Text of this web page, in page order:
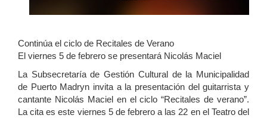
Continúa el ciclo de Recitales de Verano
El viernes 5 de febrero se presentará Nicolás Maciel
La Subsecretaría de Gestión Cultural de la Municipalidad
de Puerto Madryn invita a la presentación del guitarrista y
cantante Nicolás Maciel en el ciclo “Recitales de verano”.
La cita es este viernes 5 de febrero a las 22 en el Teatro del